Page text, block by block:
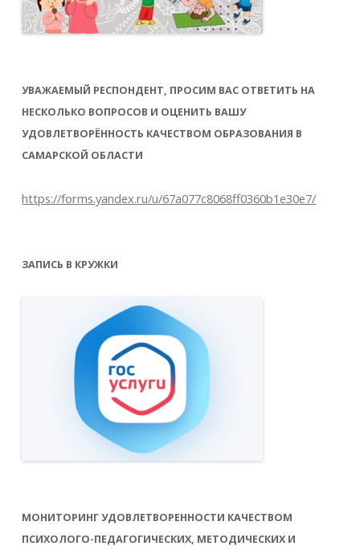
УВАЖАЕМЫЙ РЕСПОНДЕНТ, ПРОСИМ ВАС ОТВЕТИТЬ НА
НЕСКОЛЬКО ВОПРОСОВ И ОЦЕНИТЬ ВАШУ
УДОВЛЕТВОРЁННОСТЬ КАЧЕСТВОМ ОБРАЗОВАНИЯ В
САМАРСКОЙ ОБЛАСТИ
https://forms.yandex.ru/u/67a077c8068ff0360b1e30e7/
ЗАПИСЬ В КРУЖКИ
МОНИТОРИНГ УДОВЛЕТВОРЕННОСТИ КАЧЕСТВОМ
ПСИХОЛОГО-ПЕДАГОГИЧЕСКИХ, МЕТОДИЧЕСКИХ И